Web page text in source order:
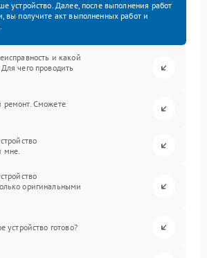
устройство. Далее, после выполнения работ
вы получите акт выполненных работ и
и какой
чего проводить
ремонт. Сможете
мне.
оригинальными
устройство готово?